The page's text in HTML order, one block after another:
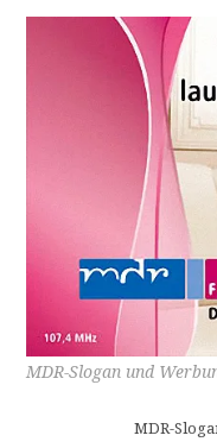
MDR-Slogan und
MDR-